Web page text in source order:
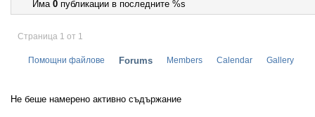
Има 0 публикации в последните %s
Страница 1 от 1
Помощни файлове Forums Members Calendar Gallery
Не беше намерено активно съдържание